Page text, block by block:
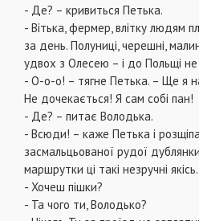
- Де? – кривиться Петька.
- Вітька, фермер, влітку людям
за день. Полуниці, черешні,
удвох з Олесею – і до Польщі не
- О-о-о! – тягне Петька. – Ще я
Не дочекається! Я сам собі пан!
- Де? – питає Володька.
- Всюди! – каже Петька і
засмальцьованої рудої
маршрутки ці такі незручні якісь.
- Хочеш пішки?
- Та чого ти, Володько?